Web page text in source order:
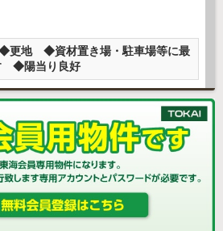
地 ◆資材置き場・駐車場等に最
◆陽当り良好